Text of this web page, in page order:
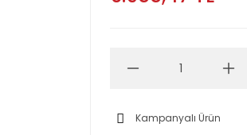
Kampanyalı Ürün